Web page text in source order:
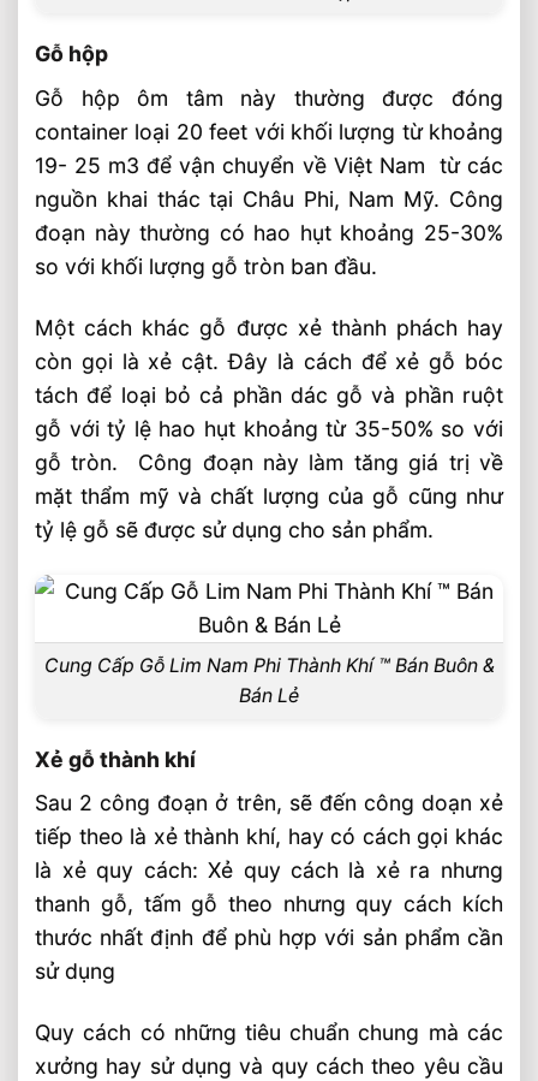
Cung Cấp Gỗ Lim Nam Phi Thành Khí ™
Bán Buôn & Bán Lẻ
Đặc Điểm Gỗ Tại SHT
Bài Viết Liên Quan
Cầu Thang Gỗ Lim Nam Phi Cao Cấp
Cửa Gỗ Tự Nhiên Và Quy Trình Sản Xuất
Cửa Gỗ 2026
Gỗ Ngọc Am Và Tác Dụng Tuyệt Vời Của
Gỗ ⭐️ Ngọc Núi Rừng
Khuôn Cửa Gỗ Lim, Khuôn Đơn Và Khuôn
Kép Chuyên Dụng
Giá Gỗ Thông Xẻ Sấy ⭐️ Nhiều Lựa Chọn
Gỗ Maple Cho Các Sản Phẩm Nội Thất
Toàn Quốc
Gỗ Thông Mỹ Tròn Vừa Về Nhà Máy Gỗ
SHT Việt Nam
SHT™
Gỗ hộp
Gỗ hộp ôm tâm này thường được đóng
container loại 20 feet với khối lượng từ khoảng
19- 25 m3 để vận chuyển về Việt Nam từ các
nguồn khai thác tại Châu Phi, Nam Mỹ. Công
đoạn này thường có hao hụt khoảng 25-30%
so với khối lượng gỗ tròn ban đầu.
Một cách khác gỗ được xẻ thành phách hay
còn gọi là xẻ cật. Đây là cách để xẻ gỗ bóc
tách để loại bỏ cả phần dác gỗ và phần ruột
gỗ với tỷ lệ hao hụt khoảng từ 35-50% so với
gỗ tròn. Công đoạn này làm tăng giá trị về
mặt thẩm mỹ và chất lượng của gỗ cũng như
tỷ lệ gỗ sẽ được sử dụng cho sản phẩm.
Cung Cấp Gỗ Lim Nam Phi Thành Khí ™ Bán Buôn &
Bán Lẻ
Xẻ gỗ thành khí
Sau 2 công đoạn ở trên, sẽ đến công doạn xẻ
tiếp theo là xẻ thành khí, hay có cách gọi khác
là xẻ quy cách: Xẻ quy cách là xẻ ra nhưng
thanh gỗ, tấm gỗ theo nhưng quy cách kích
thước nhất định để phù hợp với sản phẩm cần
sử dụng
Quy cách có những tiêu chuẩn chung mà các
xưởng hay sử dụng và quy cách theo yêu cầu